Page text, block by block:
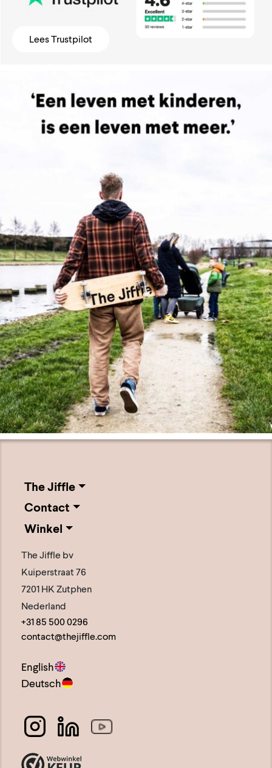
Lees Trustpilot
The Jiffle
Contact
Winkel
The Jiffle bv
Kuiperstraat 76
7201 HK Zutphen
Nederland
+31 85 500 0296
contact@thejiffle.com
English
Deutsch